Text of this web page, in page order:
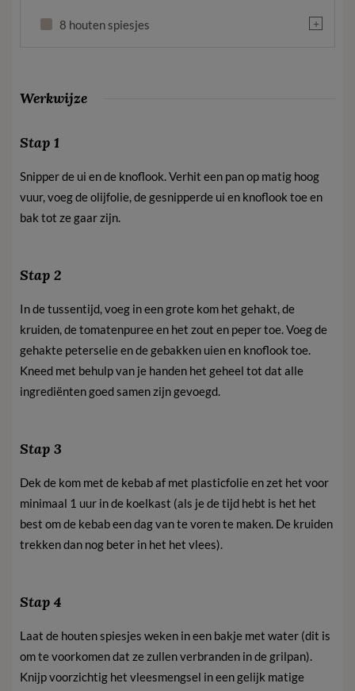
+
8 houten spiesjes
Werkwijze
Stap 1
Snipper de ui en de knoflook. Verhit een pan op matig hoog
vuur, voeg de olijfolie, de gesnipperde ui en knoflook toe en
bak tot ze gaar zijn.
Stap 2
In de tussentijd, voeg in een grote kom het gehakt, de
kruiden, de tomatenpuree en het zout en peper toe. Voeg de
gehakte peterselie en de gebakken uien en knoflook toe.
Kneed met behulp van je handen het geheel tot dat alle
ingrediënten goed samen zijn gevoegd.
Stap 3
Dek de kom met de kebab af met plasticfolie en zet het voor
minimaal 1 uur in de koelkast (als je de tijd hebt is het het
best om de kebab een dag van te voren te maken. De kruiden
trekken dan nog beter in het het vlees).
Stap 4
Laat de houten spiesjes weken in een bakje met water (dit is
om te voorkomen dat ze zullen verbranden in de grilpan).
Knijp voorzichtig het vleesmengsel in een gelijk matige